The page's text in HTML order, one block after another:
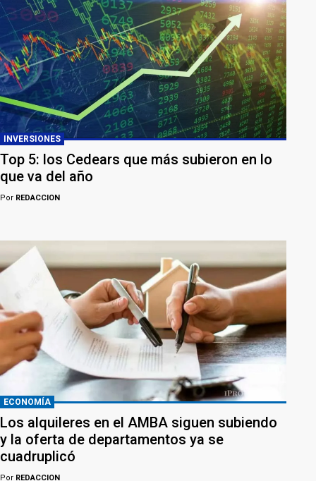
INVERSIONES
Top 5: los Cedears que más subieron en lo
que va del año
Por REDACCION
ECONOMÍA
Los alquileres en el AMBA siguen subiendo
y la oferta de departamentos ya se
cuadruplicó
Por REDACCION